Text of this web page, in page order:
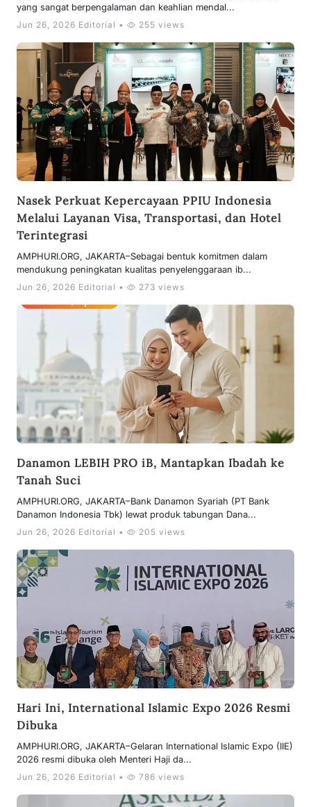
yang sangat berpengalaman dan keahlian mendal...
Jun 26, 2026 Editorial • 255 views
Nasek Perkuat Kepercayaan PPIU Indonesia
Melalui Layanan Visa, Transportasi, dan Hotel
Terintegrasi
AMPHURI.ORG, JAKARTA–Sebagai bentuk komitmen dalam
mendukung peningkatan kualitas penyelenggaraan ib...
Jun 26, 2026 Editorial • 273 views
Danamon LEBIH PRO iB, Mantapkan Ibadah ke
Tanah Suci
AMPHURI.ORG, JAKARTA–Bank Danamon Syariah (PT Bank
Danamon Indonesia Tbk) lewat produk tabungan Dana...
Jun 26, 2026 Editorial • 205 views
Hari Ini, International Islamic Expo 2026 Resmi
Dibuka
AMPHURI.ORG, JAKARTA–Gelaran International Islamic Expo (IIE)
2026 resmi dibuka oleh Menteri Haji da...
Jun 26, 2026 Editorial • 786 views